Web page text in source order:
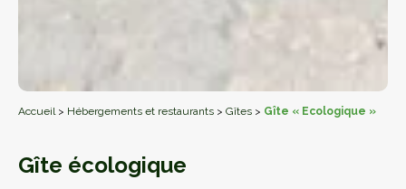
Accueil> Hébergements et restaurants > Gîtes > Gîte « Ecologique »
Gîte écologique